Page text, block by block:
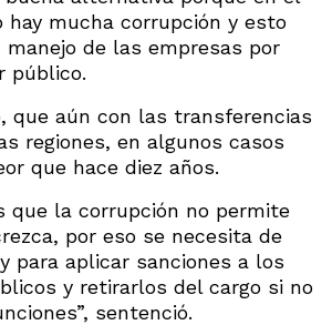
hay mucha corrupción y esto
manejo de las empresas por
público.
que aún con las transferencias
regiones, en algunos casos
que hace diez años.
que la corrupción no permite
por eso se necesita de
para aplicar sanciones a los
y retirarlos del cargo si no
sentenció.